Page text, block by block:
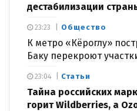
дестабилизации
Общество
К метро «Кёроглу»
Баку перекроют
23:23
Статьи
Тайна российских
горит Wildberries, а
23:04